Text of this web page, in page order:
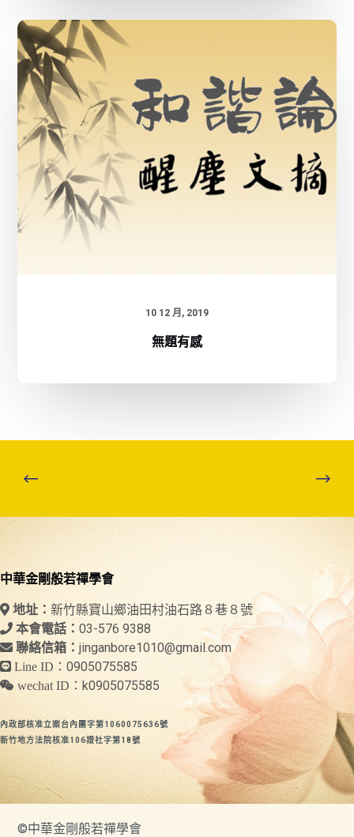
10 12 月, 2019
無題有感
中華金剛般若禪學會
地址： 新竹縣寶山鄉油田村油石路８巷８號
本會電話： 03-576 9388
聯絡信箱： jinganbore1010@gmail.com
Line ID： 0905075585
wechat ID： k0905075585
內政部核准立案台內團字第1060075636號
新竹地方法院核准106證社字第18號
©中華金剛般若禪學會